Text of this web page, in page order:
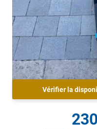
Vérifier la